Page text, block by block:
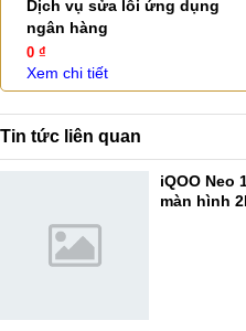
Dịch vụ sửa lỗi ứng dụng
ngân hàng
0 ₫
Xem chi tiết
Tin tức liên quan
iQOO Neo
màn hình